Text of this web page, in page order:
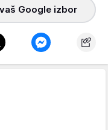
Google izbor